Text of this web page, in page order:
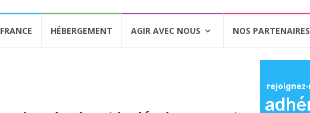
HÉBERGEMENT AGIR AVEC NOUS NOS PARTENAIRES